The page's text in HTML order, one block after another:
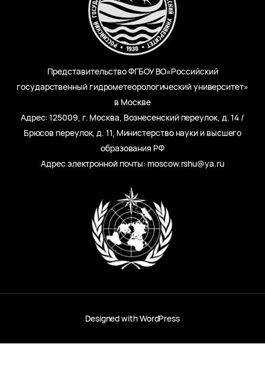
Представительство ФГБОУ ВО«Российский
государственный гидрометеорологический университет»
в Москве
Адрес: 125009, г. Москва, Вознесенский переулок, д. 14 /
Брюсов переулок, д. 11, Министерство науки и высшего
образования РФ
Адрес электронной почты: moscow.rshu@ya.ru
Designed withWordPress